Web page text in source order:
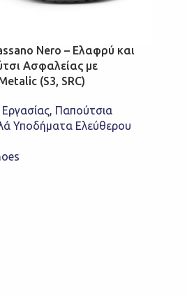
Nero – Ελαφρύ και
Ασφαλείας με
(S3, SRC)
, Παπούτσια
Υποδήματα Ελεύθερου